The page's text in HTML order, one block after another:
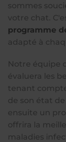
sommes
votre chat.
programme
adapté à
Notre équipe
évaluera les
tenant
de son état
ensuite un
offrira la
maladies